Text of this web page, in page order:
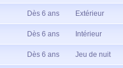
Dès 6 ans Extérieur
Dès 6 ans Intérieur
Dès 6 ans Jeu de nuit